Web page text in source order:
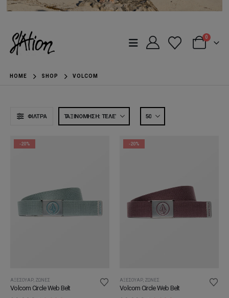
0
HOME SHOP VOLCOM
ΦΊΛΤΡΑ
-20%
ΑΞΕΣΟΥΆΡ ΖΏΝΕΣ
Volcom Circle Web Belt
-20%
ΑΞΕΣΟΥΆΡ ΖΏΝΕΣ
Volcom Circle Web Belt